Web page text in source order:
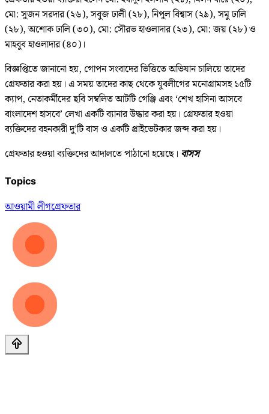
মো: সুজন সরদার (২৬), সবুজ ঢালী (২৮), নিপুল বিশ্বাস (২৯), সমু ঢালি
(২৮), অশোক ঢালি (৩০), মো: সৌরভ হাওলাদার (২৩), মো: জয় (২৮) ও
মাহবুব হাওলাদার (৪০)।
বিজ্ঞপ্তিতে জানানো হয়, গোপন সংবাদের ভিত্তিতে অভিযান চালিয়ে তাদের
গ্রেফতার করা হয়। এ সময় তাদের কাছ থেকে যুবলীগের মনোগ্রামসহ ১৫টি
ক্যাপ, নেতাকর্মীদের ছবি সম্বলিত আটটি গেঞ্জি এবং ‘শেখ হাসিনা আসবে
বাংলাদেশ হাসবে’ লেখা একটি ব্যানার উদ্ধার করা হয়। গ্রেফতার হওয়া
ব্যক্তিদের বহনকারী দু’টি বাস ও একটি প্রাইভেটকার জব্দ করা হয়।
গ্রেফতার হওয়া ব্যক্তিদের আদালতে পাঠানো হয়েছে। বাসস
Topics
আওয়ামী লীগগ্রেফতার